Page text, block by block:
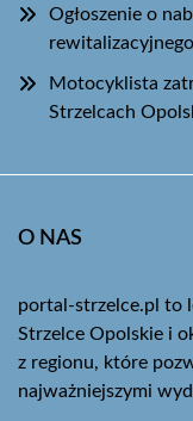
Ogłoszenie o
Motocyklista
Strzelcach
O NAS
portal-strzelce.pl to
Strzelce Opolskie i
z regionu, które
najważniejszymi